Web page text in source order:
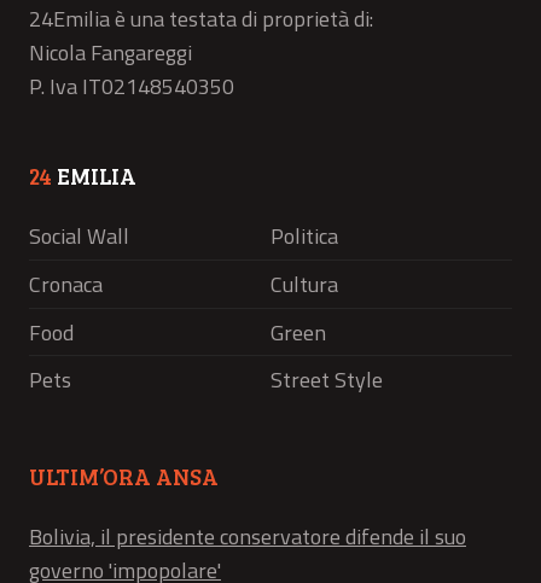
24Emilia è una testata di proprietà di:
Nicola Fangareggi
P. Iva IT02148540350
24 EMILIA
Social Wall
Politica
Cronaca
Cultura
Food
Green
Pets
Street Style
ULTIM’ORA ANSA
Bolivia, il presidente conservatore difende il suo
governo 'impopolare'